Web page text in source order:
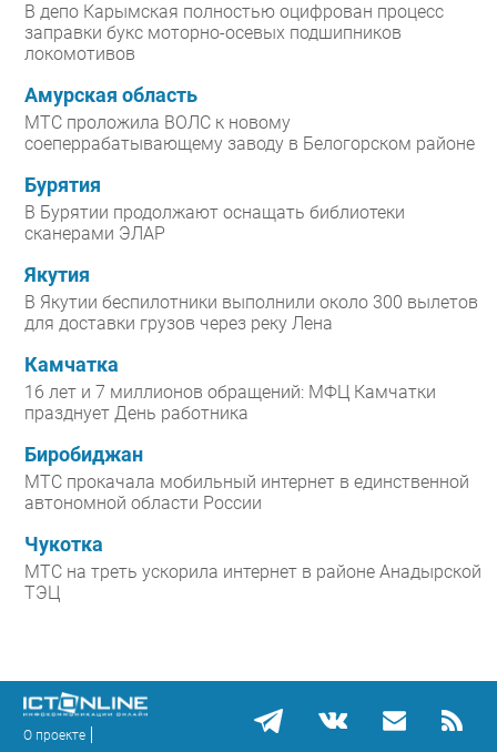
В депо Карымская полностью оцифрован процесс
заправки букс моторно-осевых подшипников
локомотивов
Амурская область
МТС проложила ВОЛС к новому
соеперрабатывающему заводу в Белогорском районе
Бурятия
В Бурятии продолжают оснащать библиотеки
сканерами ЭЛАР
Якутия
В Якутии беспилотники выполнили около 300 вылетов
для доставки грузов через реку Лена
Камчатка
16 лет и 7 миллионов обращений: МФЦ Камчатки
празднует День работника
Биробиджан
МТС прокачала мобильный интернет в единственной
автономной области России
Чукотка
МТС на треть ускорила интернет в районе Анадырской
ТЭЦ
О проекте